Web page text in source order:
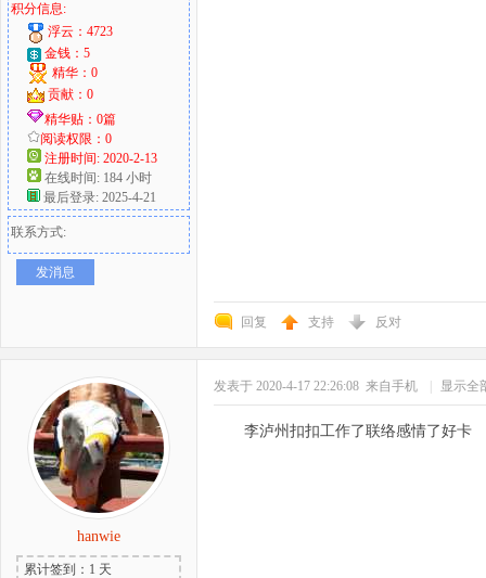
积分信息:
浮云：4723
金钱：5
精华：0
贡献：0
精华贴：0篇
阅读权限：0
注册时间: 2020-2-13
在线时间: 184 小时
最后登录: 2025-4-21
联系方式:
发消息
回复 支持 反对
hanwie
累计签到：1 天
发表于 2020-4-17 22:26:08 来自手机 显示全
李泸州扣扣工作了联络感情了好卡